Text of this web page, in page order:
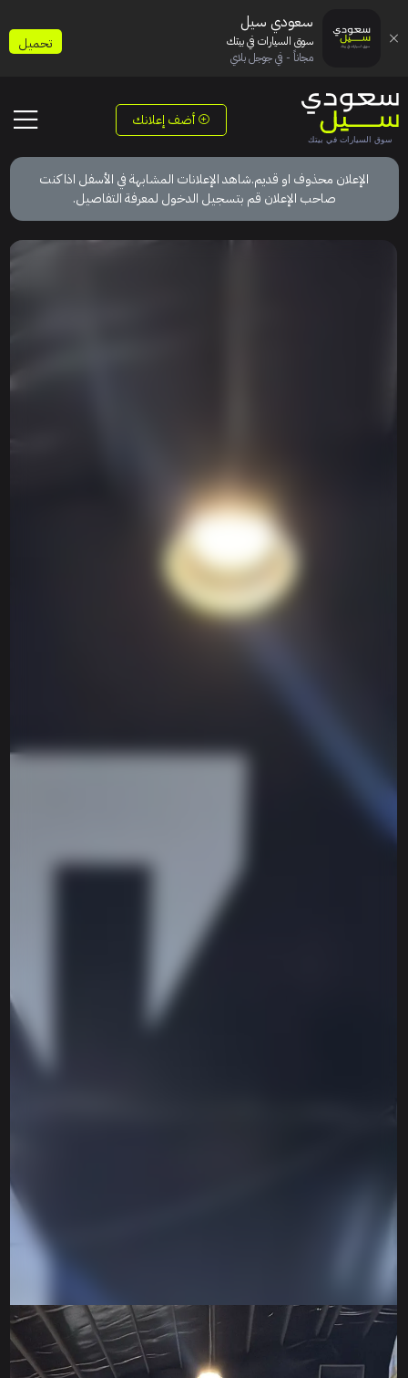
أضف إعلانك
الإعلان محذوف او قديم.شاهد الإعلانات المشابهة في الأسفل اذا كنت
صاحب الإعلان قم بتسجيل الدخول لمعرفة التفاصيل.
سعودي سيل
سوق السيارات في بيتك
مجاناً - في جوجل بلاي
تحميل